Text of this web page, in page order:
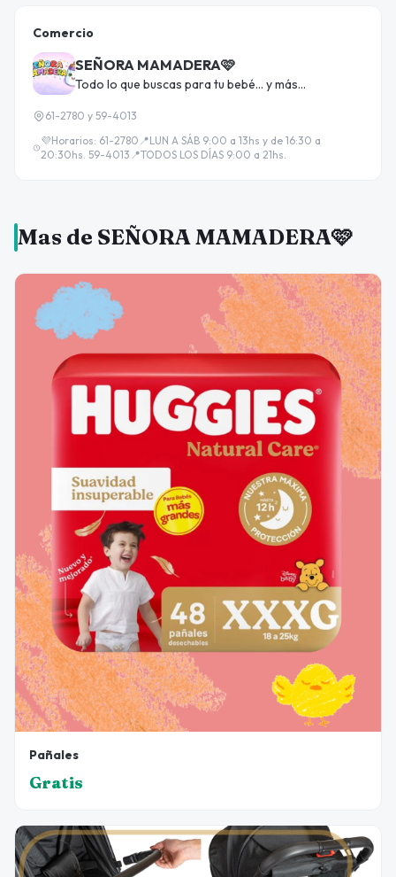
Comercio
SEÑORA MAMADERA🩷
Todo lo que buscas para tu bebé... y más...
61-2780 y 59-4013
💜Horarios: 61-2780📍LUN A SÁB 9:00 a 13hs y de 16:30 a
20:30hs. 59-4013📍TODOS LOS DÍAS 9:00 a 21hs.
Mas de SEÑORA MAMADERA🩷
Pañales
Gratis